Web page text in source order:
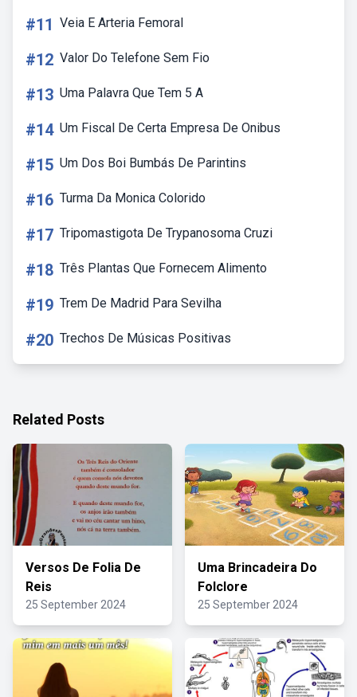
#11 Veia E Arteria Femoral
#12 Valor Do Telefone Sem Fio
#13 Uma Palavra Que Tem 5 A
#14 Um Fiscal De Certa Empresa De Onibus
#15 Um Dos Boi Bumbás De Parintins
#16 Turma Da Monica Colorido
#17 Tripomastigota De Trypanosoma Cruzi
#18 Três Plantas Que Fornecem Alimento
#19 Trem De Madrid Para Sevilha
#20 Trechos De Músicas Positivas
Related Posts
Versos De Folia De
Reis
25 September 2024
Uma Brincadeira Do
Folclore
25 September 2024